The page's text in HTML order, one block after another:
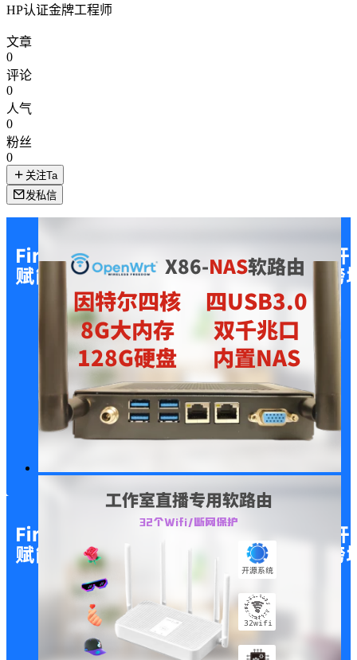
HP认证金牌工程师
文章
0
评论
0
人气
0
粉丝
0
关注Ta
发私信